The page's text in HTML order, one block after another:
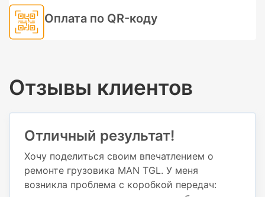
Оплата по QR-коду
Отзывы клиентов
Отличный результат!
Хочу поделиться своим впечатлением о
ремонте грузовика MAN TGL. У меня
возникла проблема с коробкой передач: